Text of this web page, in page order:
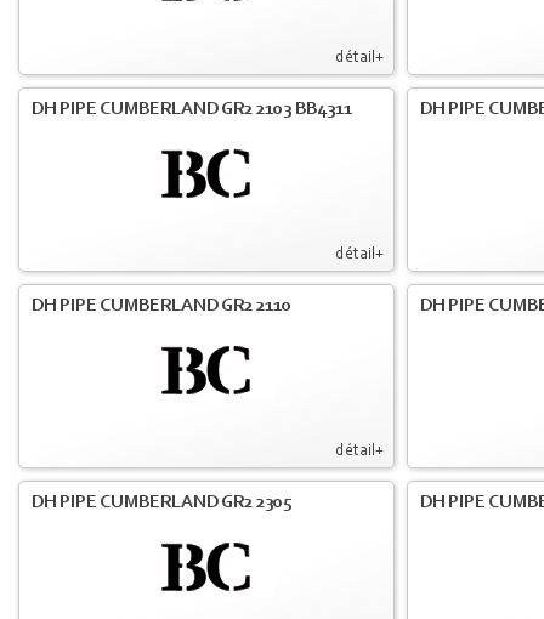
détail+
détail+
DH PIPE CUMBERLAND GR2 2103 BB4311 DH PIPE
détail+
DH PIPE CUMBERLAND GR2 2110 DH PIPE
DH PIPE CUMBERLAND GR2 2305 DH PIPE